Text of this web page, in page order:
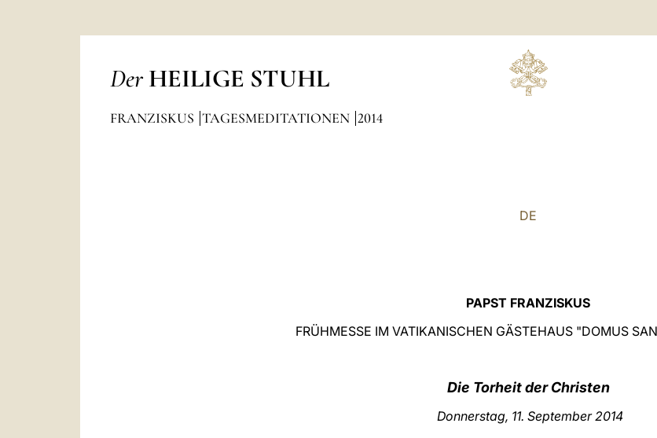
Der HEILIGE STUHL
FRANZISKUS TAGESMEDITATIONEN 2014
DE
PAPST FRANZISKUS
FRÜHMESSE IM VATIKANISCHEN GÄSTEHAUS "DOMUS
Die Torheit der Christen
Donnerstag, 11. September 2014